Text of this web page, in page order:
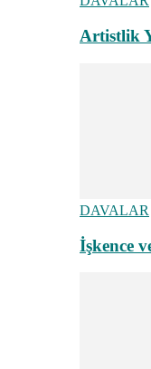
Artistlik
DAVALAR
İşkence